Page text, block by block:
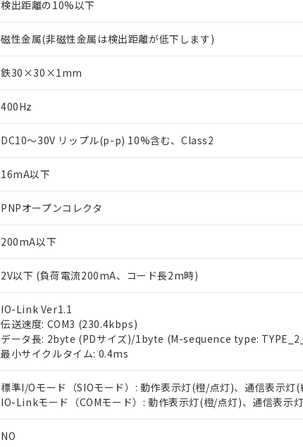
検出距離の10%以下
磁性金属(非磁性金属は検出距離が低下します)
鉄30×30×1mm
400Hz
DC10～30V リップル(p-p) 10%含む、Class2
16mA以下
PNPオープンコレクタ
200mA以下
2V以下 (負荷電流200mA、コード長2m時)
IO-Link Ver1.1
伝送速度: COM3 (230.4kbps)
データ長: 2byte (PDサイズ)/1byte (M-sequence type:
最小サイクルタイム: 0.4ms
標準I/Oモード（SIOモード）: 動作表示灯(橙/点灯)、通信表示灯
IO-Linkモード（COMモード）: 動作表示灯(橙/点灯)、通信表示
NO
ご利用条件
※1 対応状況
対応済み：EU RoHS指令（10物質）の非含有に
対応予定：EU RoHS指令（10物質）の非含有に対
対応予定なし：EU RoHS指令（10物質）の非含有
調査・確認中：EU RoHS指令（10物質）の非含有
非該当品：ライセンス料など無形物で、有害物質有
仕入先様の事情により、非含有部品としていたもの
※1 中国RoHS○×表